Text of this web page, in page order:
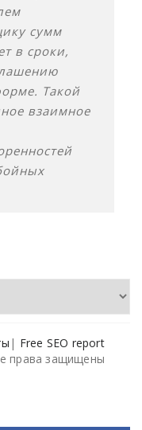
сумм
в сроки,
Такой
взаимное
| Free SEO report
права защищены